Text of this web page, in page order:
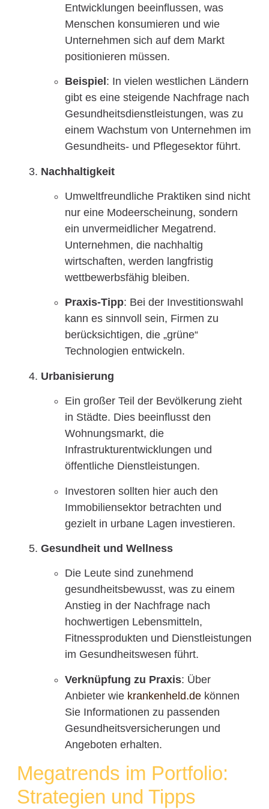
Entwicklungen beeinflussen, was
Menschen konsumieren und wie
Unternehmen sich auf dem Markt
positionieren müssen.
Beispiel : In vielen westlichen Ländern
gibt es eine steigende Nachfrage nach
Gesundheitsdienstleistungen, was zu
einem Wachstum von Unternehmen im
Gesundheits- und Pflegesektor führt.
Nachhaltigkeit
Umweltfreundliche Praktiken sind nicht
nur eine Modeerscheinung, sondern
ein unvermeidlicher Megatrend.
Unternehmen, die nachhaltig
wirtschaften, werden langfristig
wettbewerbsfähig bleiben.
Praxis-Tipp: Bei der Investitionswahl
kann es sinnvoll sein, Firmen zu
berücksichtigen, die „grüne“
Technologien entwickeln.
Urbanisierung
Ein großer Teil der Bevölkerung zieht
in Städte. Dies beeinflusst den
Wohnungsmarkt, die
Infrastrukturentwicklungen und
öffentliche Dienstleistungen.
Investoren sollten hier auch den
Immobiliensektor betrachten und
gezielt in urbane Lagen investieren.
Gesundheit und Wellness
Die Leute sind zunehmend
gesundheitsbewusst, was zu einem
Anstieg in der Nachfrage nach
hochwertigen Lebensmitteln,
Fitnessprodukten und Dienstleistungen
im Gesundheitswesen führt.
Verknüpfung zu Praxis: Über
Anbieter wie krankenheld.dekönnen
Sie Informationen zu passenden
Gesundheitsversicherungen und
Angeboten erhalten.
Megatrends im Portfolio:
Strategien und Tipps